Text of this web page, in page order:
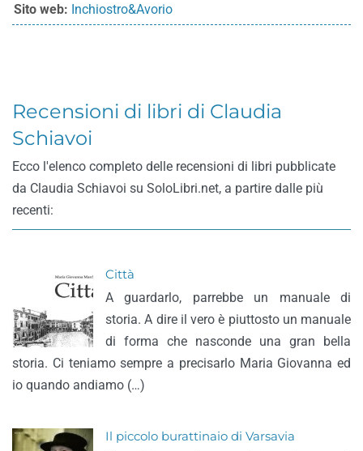
Sito web: Inchiostro&Avorio
Recensioni di libri di Claudia
Schiavoi
Ecco l'elenco completo delle recensioni di libri pubblicate
da Claudia Schiavoi su SoloLibri.net, a partire dalle più
recenti:
Città
A guardarlo, parrebbe un manuale di
storia. A dire il vero è piuttosto un manuale
di forma che nasconde una gran bella
storia. Ci teniamo sempre a precisarlo Maria Giovanna ed
io quando andiamo (…)
Il piccolo burattinaio di Varsavia